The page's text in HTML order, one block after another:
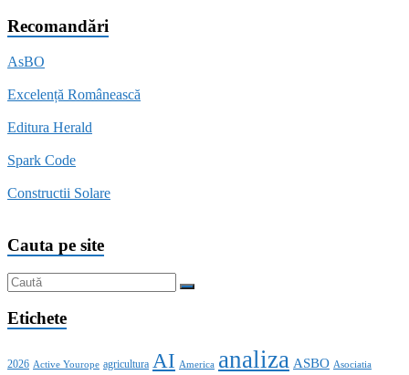
Recomandări
AsBO
Excelență Românească
Editura Herald
Spark Code
Constructii Solare
Cauta pe site
Etichete
2026 Active Yourope agricultura AI America analiza ASBO Asociatia